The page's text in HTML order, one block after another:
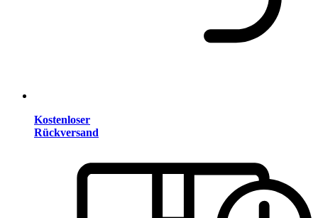
Kostenloser
Rückversand